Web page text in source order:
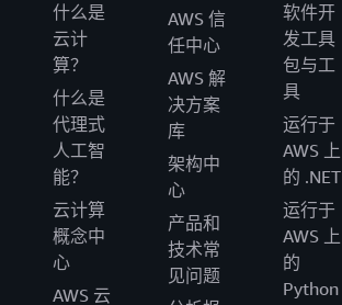
什么是
云计
算？
什么是
代理式
人工智
能？
云计算
概念中
心
AWS 云
AWS 信
任中心
AWS 解
决方案
库
架构中
心
产品和
技术常
见问题
软件开
发工具
包与工
具
运行于
AWS 上
的 .NET
运行于
AWS 上
的
Python